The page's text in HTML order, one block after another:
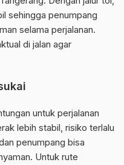
sehingga penumpang
selama perjalanan.
di jalan agar
untuk perjalanan
lebih stabil, risiko terlalu
penumpang bisa
Untuk rute